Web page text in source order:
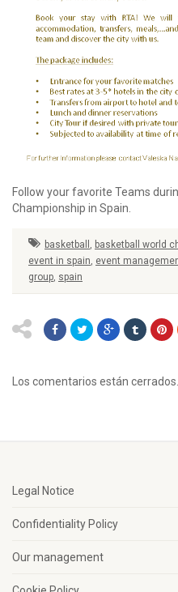
Follow your favorite Teams
Championship in Spain.
basketball , basketball world
event in spain, event
group, spain
Los comentarios están cerrados.
Legal Notice
Confidentiality Policy
Our management